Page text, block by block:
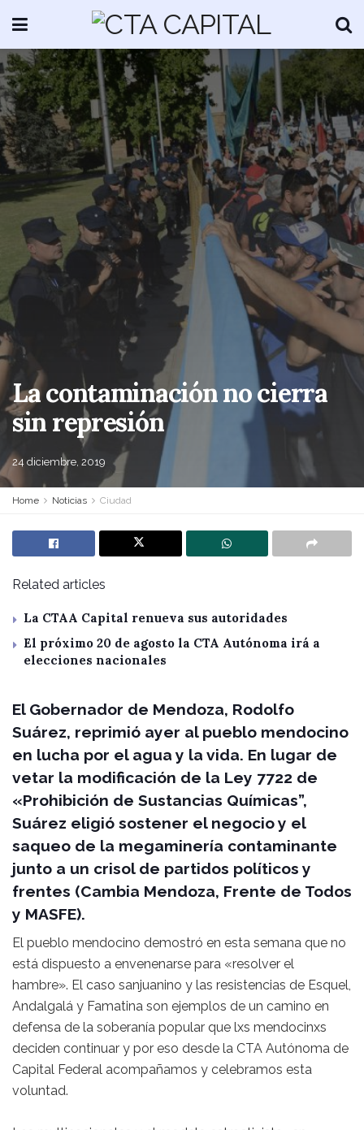
La contaminación no cierra
sin represión
24 diciembre, 2019
Home Noticias Ciudad
Related articles
La CTAA Capital renueva sus autoridades
El próximo 20 de agosto la CTA Autónoma irá a
elecciones nacionales
El Gobernador de Mendoza, Rodolfo
Suárez, reprimió ayer al pueblo mendocino
en lucha por el agua y la vida. En lugar de
vetar la modificación de la Ley 7722 de
«Prohibición de Sustancias Químicas”,
Suárez eligió sostener el negocio y el
saqueo de la megaminería contaminante
junto a un crisol de partidos políticos y
frentes (Cambia Mendoza, Frente de Todos
y MASFE).
El pueblo mendocino demostró en esta semana que no
está dispuesto a envenenarse para «resolver el
hambre». El caso sanjuanino y las resistencias de Esquel,
Andalgalá y Famatina son ejemplos de un camino en
defensa de la soberanía popular que lxs mendocinxs
deciden continuar y por eso desde la CTA Autónoma de
Capital Federal acompañamos y celebramos esta
voluntad.